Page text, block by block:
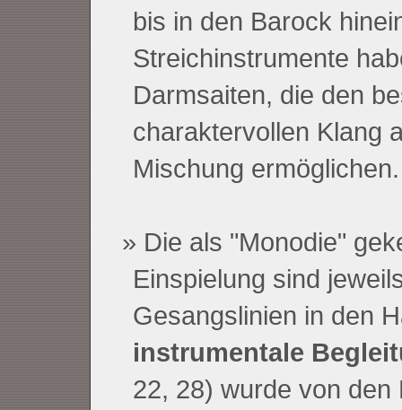
bis in den Barock
Streichinstrumente
Darmsaiten, die den
charaktervollen Klang
Mischung ermöglichen.
Die als "Monodie"
Einspielung sind
Gesangslinien in den
instrumentale
22, 28) wurde von den